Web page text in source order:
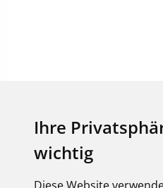
Ihre
wichtig